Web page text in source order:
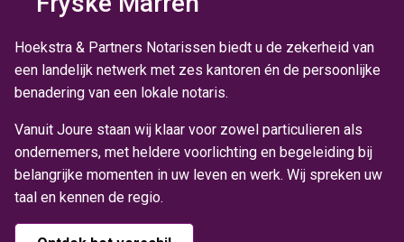
Hoekstra & Partners Notarissen biedt u de zekerheid van
een landelijk netwerk met zes kantoren én de persoonlijke
benadering van een lokale notaris.
Vanuit Joure staan wij klaar voor zowel particulieren als
ondernemers, met heldere voorlichting en begeleiding bij
belangrijke momenten in uw leven en werk. Wij spreken uw
taal en kennen de regio.